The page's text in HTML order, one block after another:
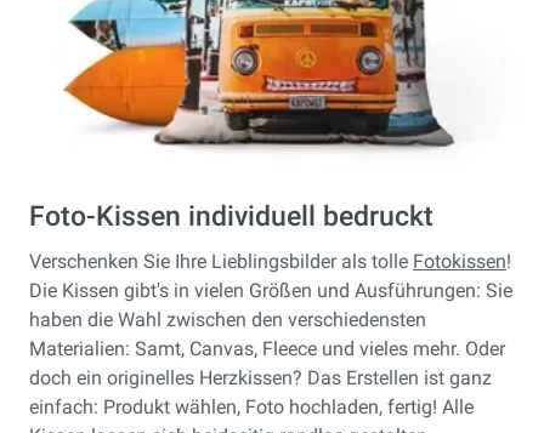
Foto-Kissen individuell bedruckt
Verschenken Sie Ihre Lieblingsbilder als tolle Fotokissen!
Die Kissen gibt's in vielen Größen und Ausführungen: Sie
haben die Wahl zwischen den verschiedensten
Materialien: Samt, Canvas, Fleece und vieles mehr. Oder
doch ein originelles Herzkissen? Das Erstellen ist ganz
einfach: Produkt wählen, Foto hochladen, fertig! Alle